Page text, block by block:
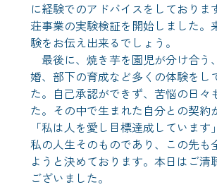
に経験でのアドバイスをしておりま
荘事業の実験検証を開始しました。
験をお伝え出来るでしょう。
最後に、焼き芋を園児が分け合う
婚、部下の育成など多くの体験をし
た。自己承認ができず、苦悩の日々
た。その中で生まれた自分との契約
「私は人を愛し目標達成しています
私の人生そのものであり、この先も
ようと決めております。本日はご清
ございました。